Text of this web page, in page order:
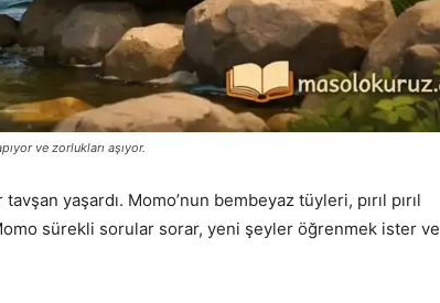
ve zorlukları aşıyor.
yaşardı. Momo’nun bembeyaz tüyleri, pırıl pırıl
sürekli sorular sorar, yeni şeyler öğrenmek ister ve